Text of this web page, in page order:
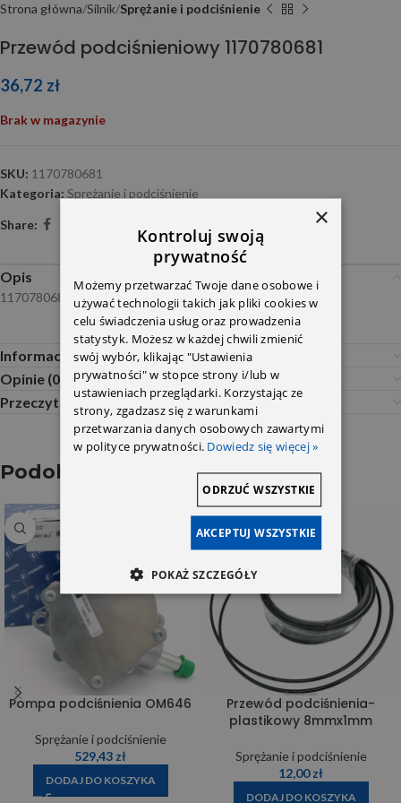
Strona główna Silnik Sprężanie i podciśnienie
Przewód podciśnieniowy 1170780681
36,72 zł
Brak w magazynie
SKU: 1170780681
Kategoria: Sprężanie i podciśnienie
Share:
Opis
1170780681
Informacje dodatkowe
Opinie (0)
Przeczytaj Przed Zakupem
Podobne produkty
Pompa podciśnienia OM646
Sprężanie i podciśnienie
529,43 zł
DODAJ DO KOSZYKA
Przewód podciśnienia-
plastikowy 8mmx1mm
Sprężanie i podciśnienie
12,00zł
DODAJ DO KOSZYKA
×
Kontroluj swoją
prywatność
Możemy przetwarzać Twoje dane osobowe i
używać technologii takich jak pliki cookies w
celu świadczenia usług oraz prowadzenia
statystyk. Możesz w każdej chwili zmienić
swój wybór, klikając "Ustawienia
prywatności" w stopce strony i/lub w
ustawieniach przeglądarki. Korzystając ze
strony, zgadzasz się z warunkami
przetwarzania danych osobowych zawartymi
w polityce prywatności. Dowiedz się więcej »
AKCEPTUJ WSZYSTKIE
ODRZUĆ WSZYSTKIE
POKAŻ SZCZEGÓŁY